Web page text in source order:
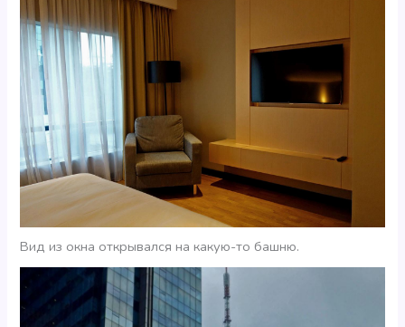
Вид из окна открывался на какую-то башню.